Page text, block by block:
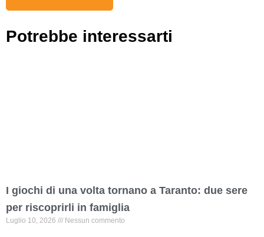
Potrebbe interessarti
I giochi di una volta tornano a Taranto: due sere
per riscoprirli in famiglia
Luglio 10, 2026 Nessun commento